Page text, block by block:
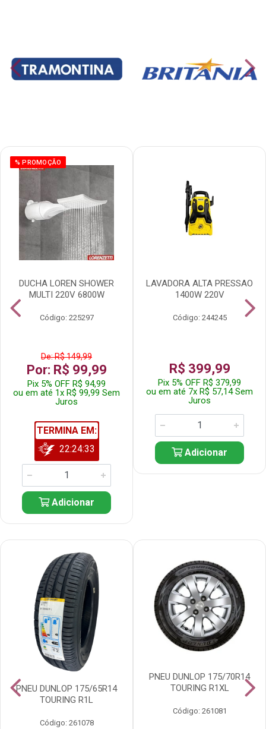
% PROMOÇÃO
DUCHA LOREN SHOWER
MULTI 220V 6800W
Código: 225297
De: R$ 149,99
Por: R$ 99,99
Pix 5% OFF R$ 94,99
ou em até 1x R$ 99,99 Sem
Juros
Adicionar
TERMINA EM:
22:24:32
LAVADORA ALTA PRESSAO
1400W 220V
Código: 244245
R$ 399,99
Pix 5% OFF R$ 379,99
ou em até 7x R$ 57,14 Sem
Juros
Adicionar
PNEU DUNLOP 175/65R14
TOURING R1L
Código: 261078
PNEU DUNLOP 175/70R14
TOURING R1XL
Código: 261081